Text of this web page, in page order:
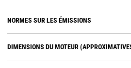
NORMES SUR LES ÉMISSIONS
DIMENSIONS DU MOTEUR